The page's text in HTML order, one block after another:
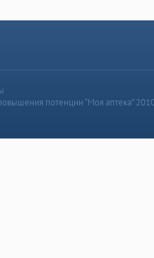
потенции “Моя аптека”